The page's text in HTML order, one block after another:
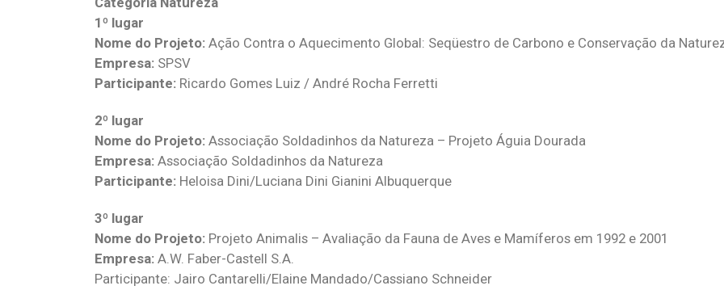
1º lugar
Nome do Projeto: Ação Contra o Aquecimento Global: Seqüestro de Carbono e Conservação da
Empresa: SPSV
Participante: Ricardo Gomes Luiz / André Rocha Ferretti
2º lugar
Nome do Projeto: Associação Soldadinhos da Natureza – Projeto Águia Dourada
Empresa: Associação Soldadinhos da Natureza
Participante: Heloisa Dini/Luciana Dini Gianini Albuquerque
3º lugar
Nome do Projeto: Projeto Animalis – Avaliação da Fauna de Aves e Mamíferos em 1992 e 2001
Empresa: A.W. Faber-Castell S.A.
Participante: Jairo Cantarelli/Elaine Mandado/Cassiano Schneider